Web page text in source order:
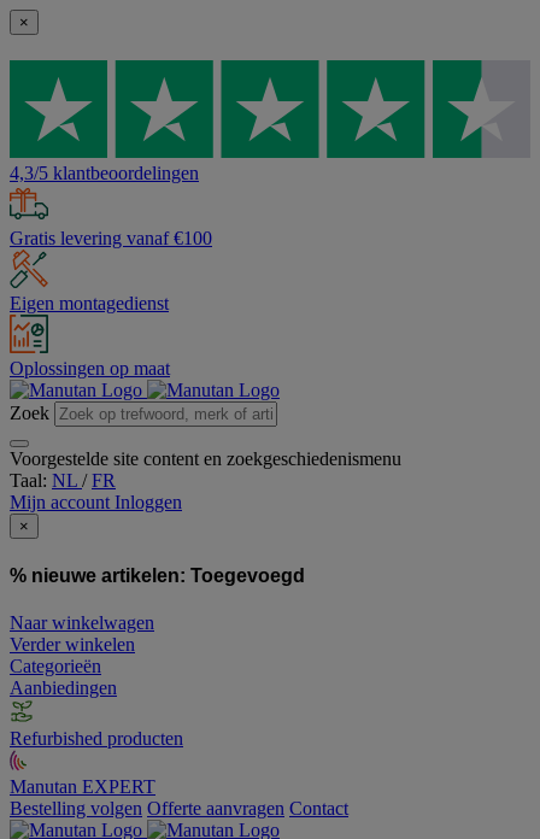
×
4,3/5 klantbeoordelingen
Gratis levering vanaf €100
Eigen montagedienst
Oplossingen op maat
Zoek
Voorgestelde site content en zoekgeschiedenismenu
Taal: NL /FR
Mijn account Inloggen
×
% nieuwe artikelen: Toegevoegd
Naar winkelwagen
Verder winkelen
Categorieën
Aanbiedingen
Refurbished producten
Manutan EXPERT
Bestelling volgen Offerte aanvragen Contact